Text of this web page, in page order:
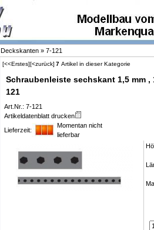
Deckskanten » 7-121
[<<Erstes][<zurück] 7 Artikel in dieser Kategorie
Schraubenleiste sechskant 1,5 mm ,
121
Art.Nr.: 7-121
Artikeldatenblatt drucken
Lieferzeit:
Momentan nicht
lieferbar